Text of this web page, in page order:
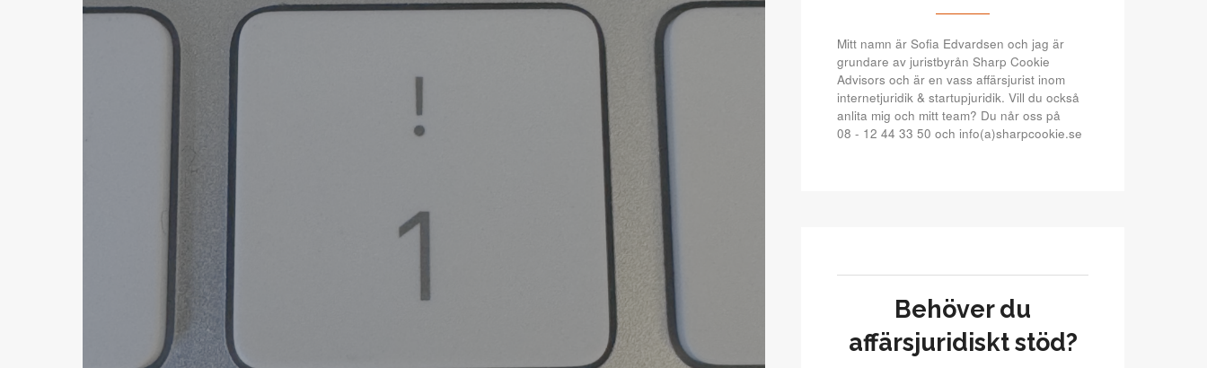
Mitt namn är Sofia Edvardsen och jag är
grundare av juristbyrån Sharp Cookie
Advisors och är en vass affärsjurist inom
internetjuridik & startupjuridik. Vill du också
anlita mig och mitt team? Du når oss på
08 - 12 44 33 50 och info(a)sharpcookie.se
Behöver du
affärsjuridiskt stöd?